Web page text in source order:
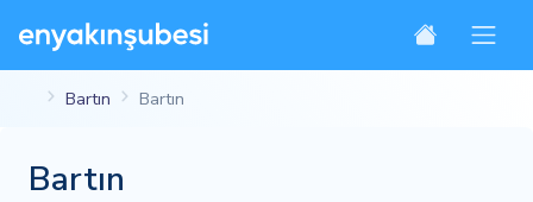
Bartın Bartın
Bartın